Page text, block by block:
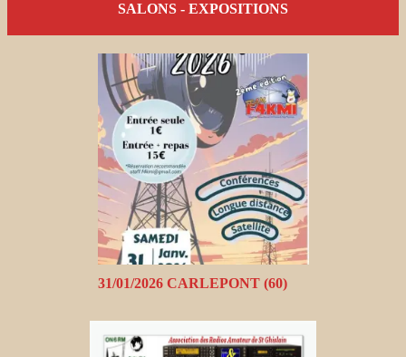
SALONS - EXPOSITIONS
31/01/2026 CARLEPONT (60)